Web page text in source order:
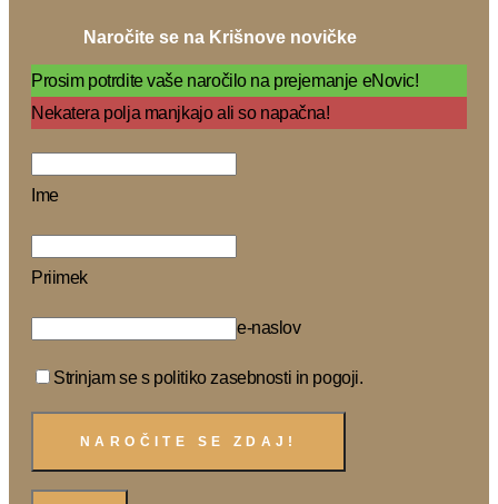
Naročite se na Krišnove novičke
Prosim potrdite vaše naročilo na prejemanje eNovic!
Nekatera polja manjkajo ali so napačna!
Ime
Priimek
e-naslov
Strinjam se s politiko zasebnosti in pogoji.